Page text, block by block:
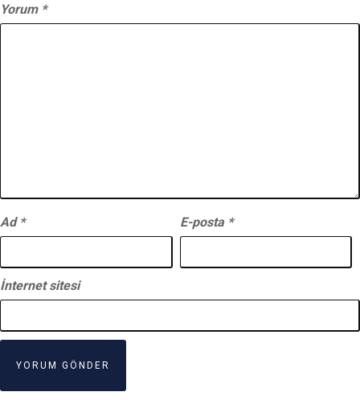
Yorum *
Ad * E-posta *
İnternet sitesi